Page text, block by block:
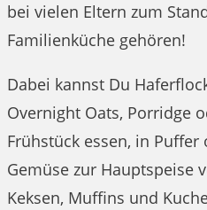
bei vielen Eltern zum
Familienküche gehören!
Dabei kannst Du
Overnight Oats, Porridge
Frühstück essen, in
Gemüse zur Hauptspeise
Keksen, Muffins und